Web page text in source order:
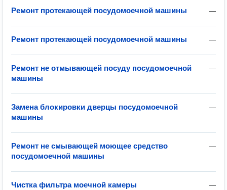
—
Ремонт протекающей посудомоечной машины
—
Ремонт протекающей посудомоечной машины
—
Ремонт не отмывающей посуду посудомоечной
машины
—
Замена блокировки дверцы посудомоечной
машины
—
Ремонт не смывающей моющее средство
посудомоечной машины
—
Чистка фильтра моечной камеры